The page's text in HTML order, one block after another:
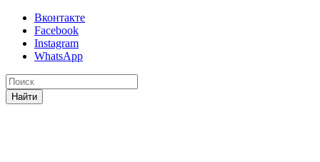
Вконтакте
Facebook
Instagram
WhatsApp
Найти